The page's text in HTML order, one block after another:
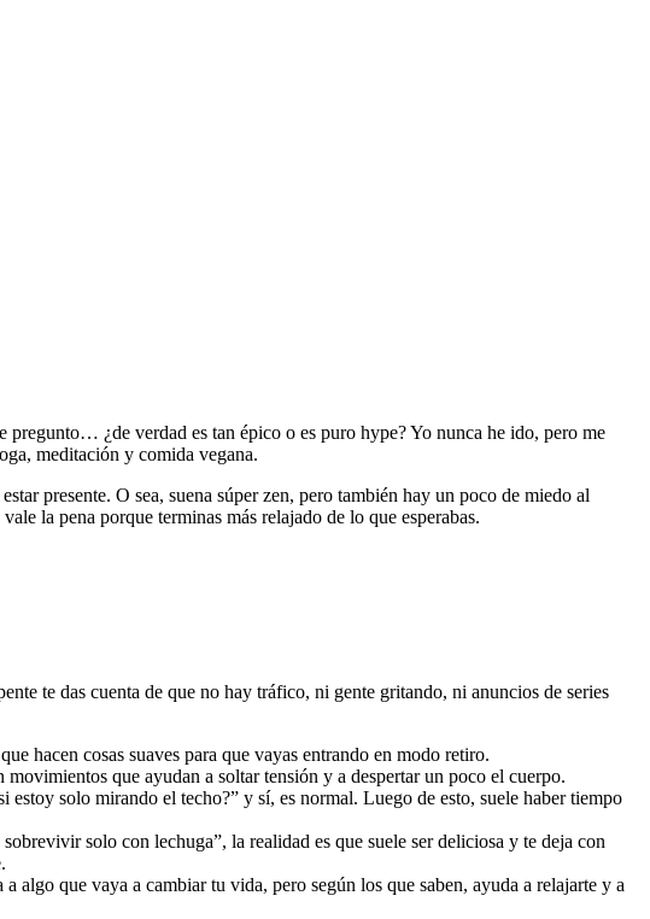
¿de verdad es tan épico o es puro hype? Yo nunca he ido, pero me
meditación y comida vegana.
presente. O sea, suena súper zen, pero también hay un poco de miedo al
la pena porque terminas más relajado de lo que esperabas.
te das cuenta de que no hay tráfico, ni gente gritando, ni anuncios de series
hacen cosas suaves para que vayas entrando en modo retiro.
que ayudan a soltar tensión y a despertar un poco el cuerpo.
solo mirando el techo?” y sí, es normal. Luego de esto, suele haber tiempo
solo con lechuga”, la realidad es que suele ser deliciosa y te deja con
algo que vaya a cambiar tu vida, pero según los que saben, ayuda a relajarte y a